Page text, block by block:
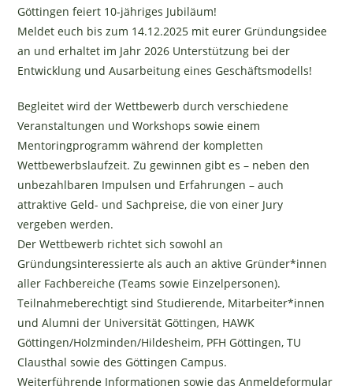
Göttingen feiert 10-jähriges Jubiläum!
Meldet euch bis zum 14.12.2025 mit eurer Gründungsidee
an und erhaltet im Jahr 2026 Unterstützung bei der
Entwicklung und Ausarbeitung eines Geschäftsmodells!
Begleitet wird der Wettbewerb durch verschiedene
Veranstaltungen und Workshops sowie einem
Mentoringprogramm während der kompletten
Wettbewerbslaufzeit. Zu gewinnen gibt es – neben den
unbezahlbaren Impulsen und Erfahrungen – auch
attraktive Geld- und Sachpreise, die von einer Jury
vergeben werden.
Der Wettbewerb richtet sich sowohl an
Gründungsinteressierte als auch an aktive Gründer*innen
aller Fachbereiche (Teams sowie Einzelpersonen).
Teilnahmeberechtigt sind Studierende, Mitarbeiter*innen
und Alumni der Universität Göttingen, HAWK
Göttingen/Holzminden/Hildesheim, PFH Göttingen, TU
Clausthal sowie des Göttingen Campus.
Weiterführende Informationen sowie das Anmeldeformular